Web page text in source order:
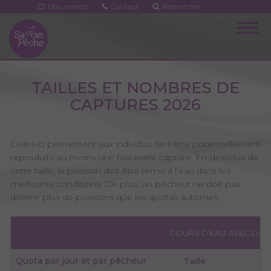
contenu
principal
Documents Contact Rechercher
TAILLES ET NOMBRES DE
CAPTURES 2026
Celles-ci permettent aux individus de s’être potentiellement
reproduits au moins une fois avant capture. En-dessous de
cette taille, le poisson doit être remis à l’eau dans les
meilleures conditions. De plus, un pêcheur ne doit pas
détenir plus de poissons que les quotas autorisés.
COURS D'EAU AVEC
Quota par jour et par pêcheur Taille